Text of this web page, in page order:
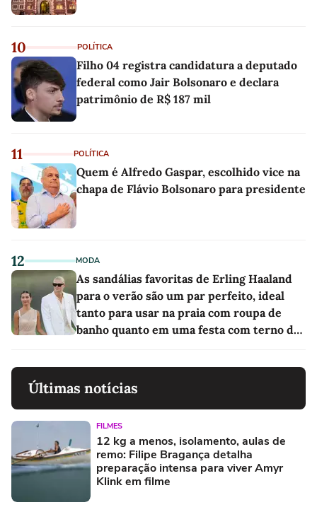
10 POLÍTICA
Filho 04 registra candidatura a deputado
federal como Jair Bolsonaro e declara
patrimônio de R$ 187 mil
11 POLÍTICA
Quem é Alfredo Gaspar, escolhido vice na
chapa de Flávio Bolsonaro para presidente
12 MODA
As sandálias favoritas de Erling Haaland
para o verão são um par perfeito, ideal
tanto para usar na praia com roupa de
banho quanto em uma festa com terno de
Últimas notícias
FILMES
12 kg a menos, isolamento, aulas de
remo: Filipe Bragança detalha
preparação intensa para viver Amyr
Klink em filme